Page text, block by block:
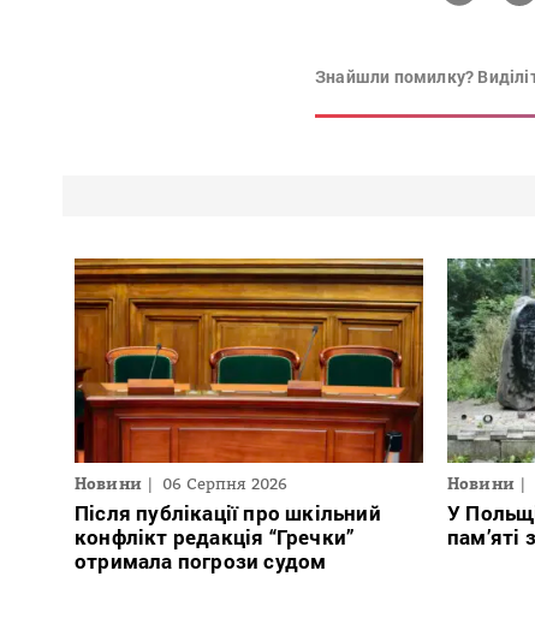
Знайшли помилку?
Новини 06 Серпня 2026
Після публікації про шкільний
конфлікт редакція “Гречки”
отримала погрози судом
Новини
У
пам’яті